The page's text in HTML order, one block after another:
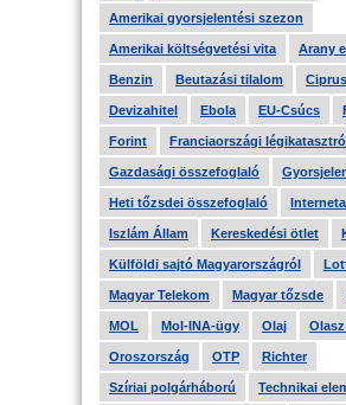
Amerikai gyorsjelentési szezon
Amerikai költségvetési vita Arany
Benzin Beutazási tilalom Ciprus
Devizahitel Ebola EU-Csúcs
Forint Franciaországi
Gazdasági összefoglaló
Heti tőzsdei összefoglaló
Iszlám Állam Kereskedési ötlet
Külföldi sajtó Magyarországról
Magyar Telekom Magyar tőzsde
MOL Mol-INA-ügy Olaj
Oroszország OTP Richter
Szíriai polgárháború Technikai